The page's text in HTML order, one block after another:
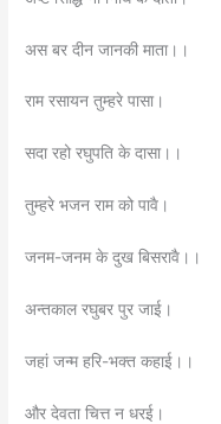
अस बर दीन जानकी माता।।
राम रसायन तुम्हरे पासा।
सदा रहो रघुपति के दासा।।
तुम्हरे भजन राम को पावै।
जनम-जनम के दुख बिसरावै।।
अन्तकाल रघुबर पुर जाई।
जहां जन्म हरि-भक्त कहाई।।
और देवता चित्त न धरई।